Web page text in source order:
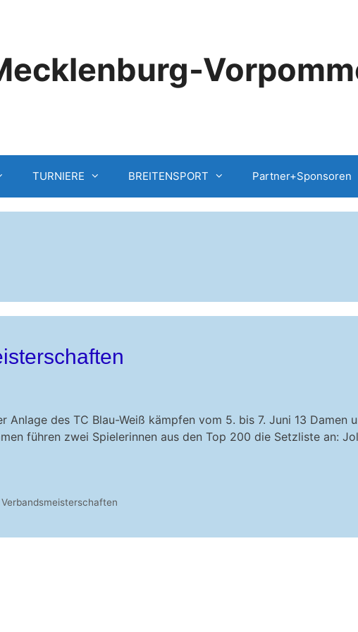
TURNIERE BREITENSPORT Partner+Sponsoren
des TC Blau-Weiß kämpfen vom 5. bis 7. Juni 13 Damen
führen zwei Spielerinnen aus den Top 200 die Setzliste an:
Verbandsmeisterschaften